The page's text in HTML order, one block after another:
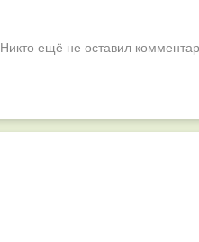
Никто ещё не оставил